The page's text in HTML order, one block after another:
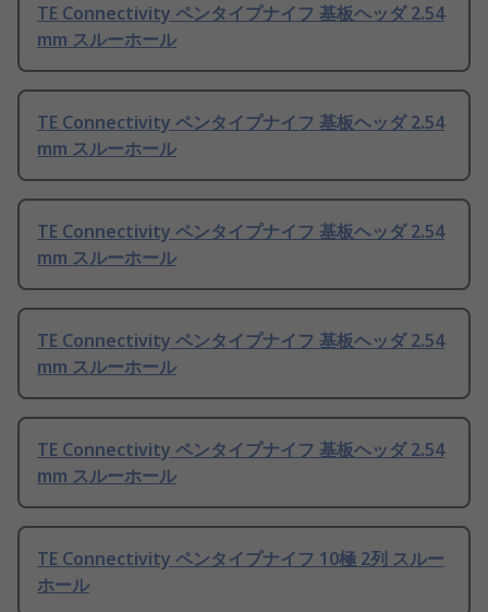
TE Connectivity ペンタイプナイフ 基板ヘッダ 2.54
mm スルーホール
TE Connectivity ペンタイプナイフ 基板ヘッダ 2.54
mm スルーホール
TE Connectivity ペンタイプナイフ 基板ヘッダ 2.54
mm スルーホール
TE Connectivity ペンタイプナイフ 基板ヘッダ 2.54
mm スルーホール
TE Connectivity ペンタイプナイフ 基板ヘッダ 2.54
mm スルーホール
TE Connectivity ペンタイプナイフ 10極 2列 スルー
ホール